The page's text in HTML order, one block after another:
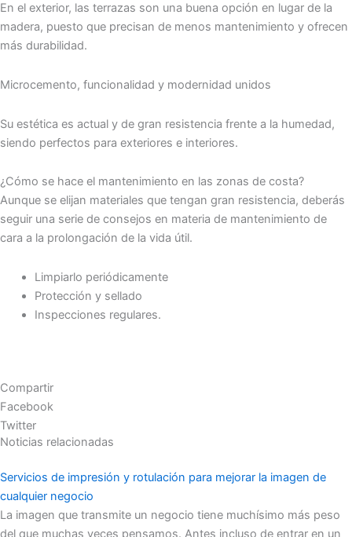
En el exterior, las terrazas son una buena opción en lugar de la
madera, puesto que precisan de menos mantenimiento y ofrecen
más durabilidad.
Microcemento, funcionalidad y modernidad unidos
Su estética es actual y de gran resistencia frente a la humedad,
siendo perfectos para exteriores e interiores.
¿Cómo se hace el mantenimiento en las zonas de costa?
Aunque se elijan materiales que tengan gran resistencia, deberás
seguir una serie de consejos en materia de mantenimiento de
cara a la prolongación de la vida útil.
Limpiarlo periódicamente
Protección y sellado
Inspecciones regulares.
Compartir
Facebook
Twitter
Noticias relacionadas
Servicios de impresión y rotulación para mejorar la imagen de
cualquier negocio
La imagen que transmite un negocio tiene muchísimo más peso